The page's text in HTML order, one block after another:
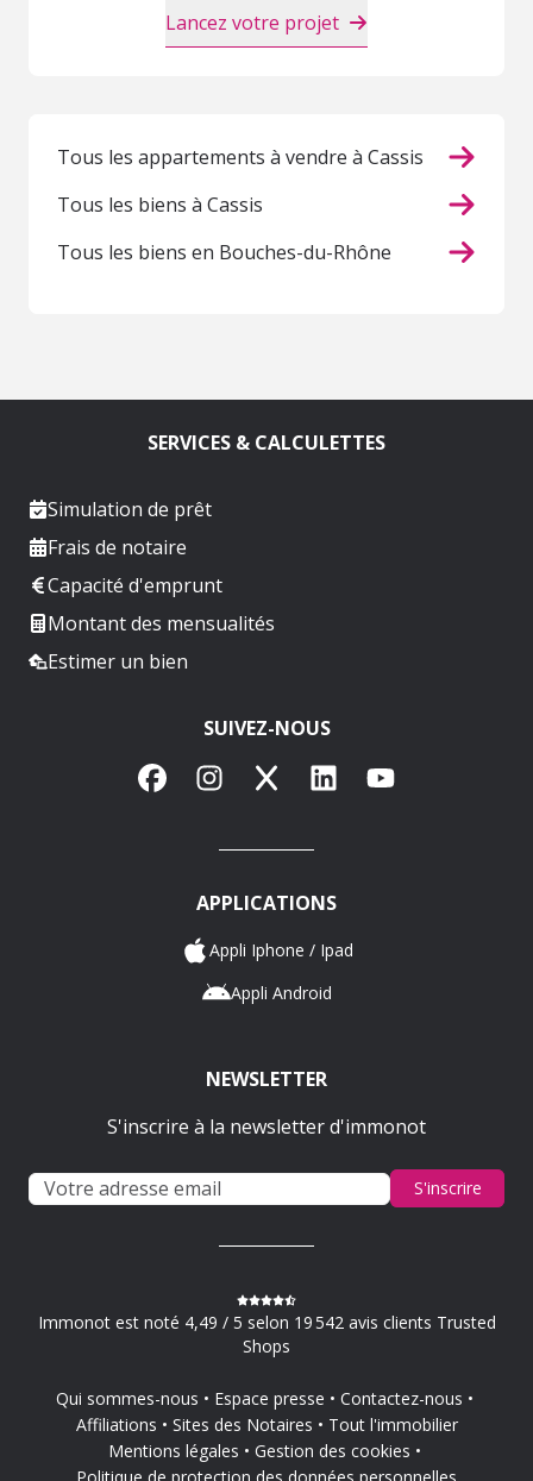
Lancez votre projet
Tous les appartements à vendre à Cassis
Tous les biens à Cassis
Tous les biens en Bouches-du-Rhône
SERVICES & CALCULETTES
Simulation de prêt
Frais de notaire
Capacité d'emprunt
Montant des mensualités
Estimer un bien
SUIVEZ-NOUS
FacebookInstagram
X LinkedInYouTube
APPLICATIONS
Appli Iphone / Ipad
Appli Android
NEWSLETTER
S'inscrire à la newsletter d'immonot
S'inscrire
Immonot est noté 4,49 / 5 selon 19 542 avis clients Trusted
Shops
Qui sommes-nous Espace presse
Contactez-nous
Affiliations
Sites des Notaires
Tout l'immobilier
Mentions légales
Gestion des cookies